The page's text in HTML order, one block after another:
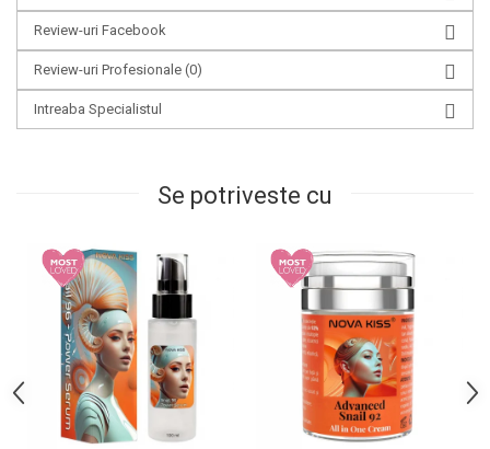
Review-uri Facebook
Review-uri Profesionale (0)
Intreaba Specialistul
Se potriveste cu